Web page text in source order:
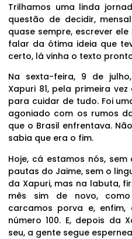
Trilhamos uma linda
questão de decidir,
quase sempre, escrever
falar da ótima ideia que
certo, lá vinha o texto
Na sexta-feira, 9 de
Xapuri 81, pela primeira
para cuidar de tudo. Foi
agoniado com os rumos
que o Brasil enfrentava.
sabia que era o fim.
Hoje, cá estamos nós,
pautas do Jaime, sem o
da Xapuri, mas na labuta,
mês sim de novo, como
carcamos porva e,
número 100. E, depois da
seu, a gente segue